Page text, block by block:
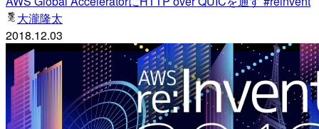
大瀧隆太
2018.12.03